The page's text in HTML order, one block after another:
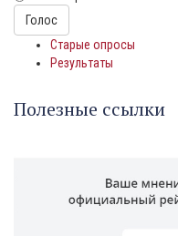
Варианты
Голос
Старые опросы
Результаты
Полезные ссылки